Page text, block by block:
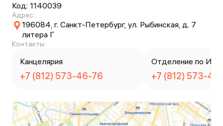
Код: 1140039
Адрес:
196084, г. Санкт-Петербург, ул. Рыбинская, д. 7
литера Г
Контакты:
Канцелярия
+7 (812) 573-46-76
Отделение по ИАЗ
+7 (812) 573-